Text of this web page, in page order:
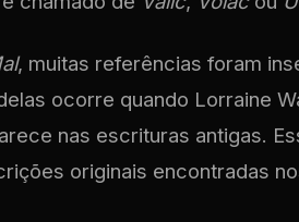
, muitas referências foram
ocorre quando Lorraine
nas escrituras antigas.
originais encontradas